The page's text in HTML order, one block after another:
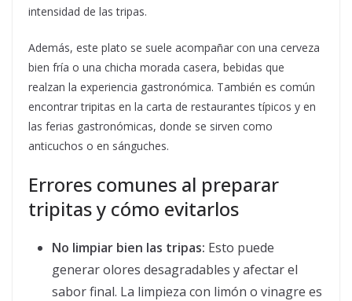
intensidad de las tripas.
Además, este plato se suele acompañar con una cerveza
bien fría o una chicha morada casera, bebidas que
realzan la experiencia gastronómica. También es común
encontrar tripitas en la carta de restaurantes típicos y en
las ferias gastronómicas, donde se sirven como
anticuchos o en sánguches.
Errores comunes al preparar
tripitas y cómo evitarlos
No limpiar bien las tripas: Esto puede
generar olores desagradables y afectar el
sabor final. La limpieza con limón o vinagre es